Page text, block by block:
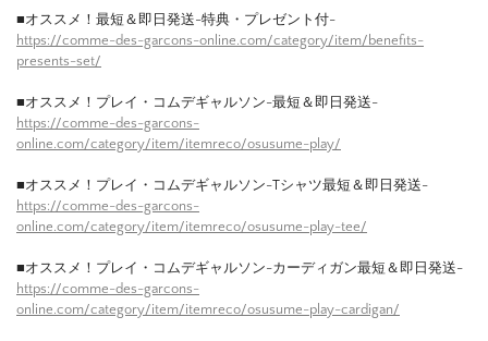
■オススメ！最短＆即日発送-特典・プレゼント付-
https://comme-des-garcons-online.com/category/item/benefits-
presents-set/
■オススメ！プレイ・コムデギャルソン-最短＆即日発送-
https://comme-des-garcons-
online.com/category/item/itemreco/osusume-play/
■オススメ！プレイ・コムデギャルソン-Tシャツ最短＆即日発送-
https://comme-des-garcons-
online.com/category/item/itemreco/osusume-play-tee/
■オススメ！プレイ・コムデギャルソン-カーディガン最短＆即日発送-
https://comme-des-garcons-
online.com/category/item/itemreco/osusume-play-cardigan/